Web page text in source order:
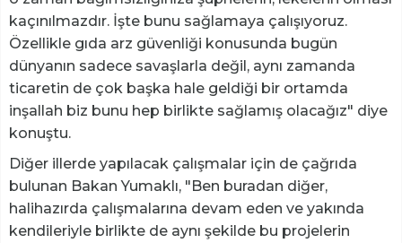
kaçınılmazdır. İşte bunu sağlamaya çalışıyoruz.
Özellikle gıda arz güvenliği konusunda bugün
dünyanın sadece savaşlarla değil, aynı zamanda
ticaretin de çok başka hale geldiği bir ortamda
inşallah biz bunu hep birlikte sağlamış olacağız" diye
konuştu.
Diğer illerde yapılacak çalışmalar için de çağrıda
bulunan Bakan Yumaklı, "Ben buradan diğer,
halihazırda çalışmalarına devam eden ve yakında
kendileriyle birlikte de aynı şekilde bu projelerin